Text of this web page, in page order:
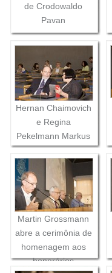
de Crodowaldo
Pavan
Hernan Chaimovich
e Regina
Pekelmann Markus
Martin Grossmann
abre a cerimônia de
homenagem aos
honorários